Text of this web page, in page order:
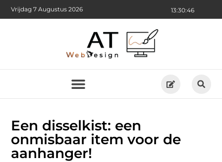
13:30:47
Vrijdag 7 Augustus 2026
Een disselkist: een
onmisbaar item voor de
aanhanger!